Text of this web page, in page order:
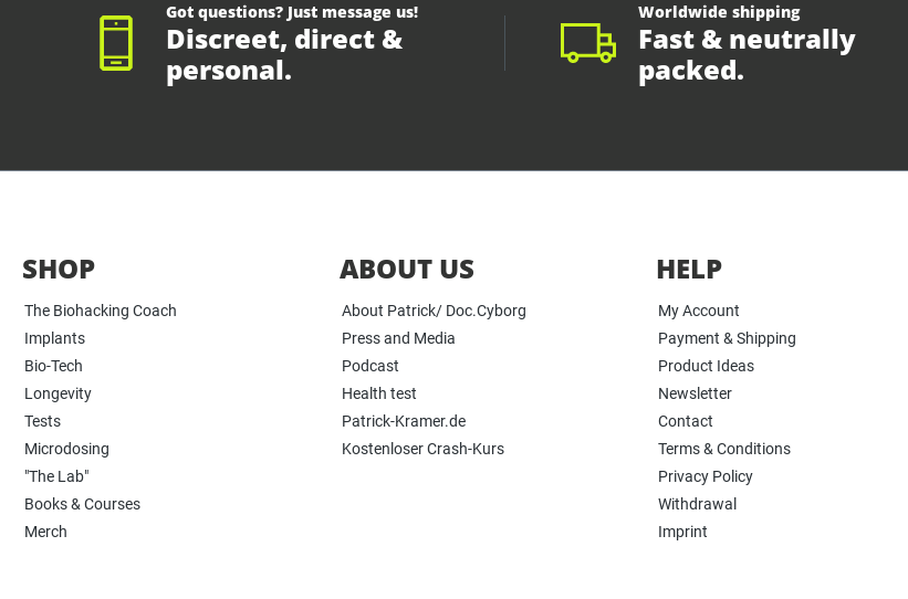
Got questions? Just message us!
Discreet, direct &
personal.
Worldwide shipping
Fast & neutrally
packed.
SHOP
The Biohacking Coach
Implants
Bio-Tech
Longevity
Tests
Microdosing
"The Lab"
Books & Courses
Merch
ABOUT US
About Patrick/ Doc.Cyborg
Press and Media
Podcast
Health test
Patrick-Kramer.de
Kostenloser Crash-Kurs
HELP
My Account
Payment & Shipping
Product Ideas
Newsletter
Contact
Terms & Conditions
Privacy Policy
Withdrawal
Imprint